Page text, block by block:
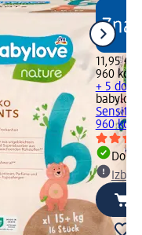
11,95 €
960 kos
+ 5
babylove
960 kos